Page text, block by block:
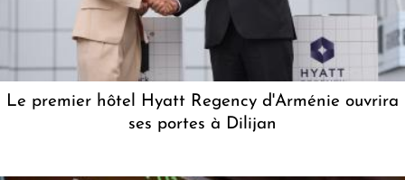
Le premier hôtel Hyatt Regency d'Arménie ouvrira
ses portes à Dilijan